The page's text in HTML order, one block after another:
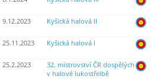
9.12.2023 Kyšická halová II
25.11.2023 Kyšická halová I
25.2.2023
32. mistrovství ČR dospělých
v halové lukostřelbě